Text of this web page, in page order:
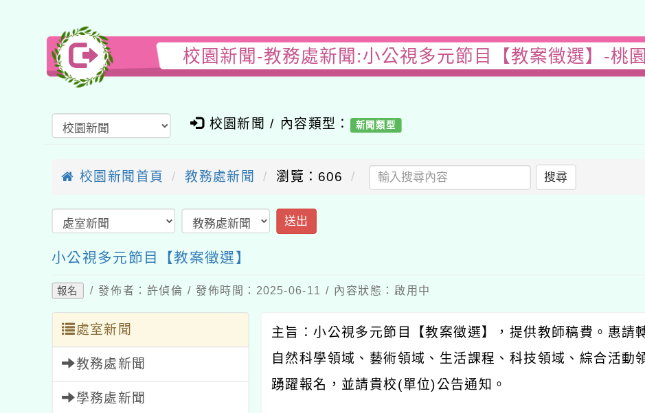
校園新聞-教務處新聞:小公視多元節目【教案徵選】-桃
校園新聞 / 內容類型： 新聞類型
校園新聞首頁 教務處新聞 瀏覽：606 搜尋
送出
小公視多元節目【教案徵選】
報名 / 發佈者：許偵倫 / 發佈時間：2025-06-11 / 內容狀態：啟用中
處室新聞
教務處新聞
學務處新聞
主旨：小公視多元節目【教案徵選】，提供教師稿費。惠請
自然科學領域、藝術領域、生活課程、科技領域、綜合活動
踴躍報名，並請貴校(單位)公告通知。